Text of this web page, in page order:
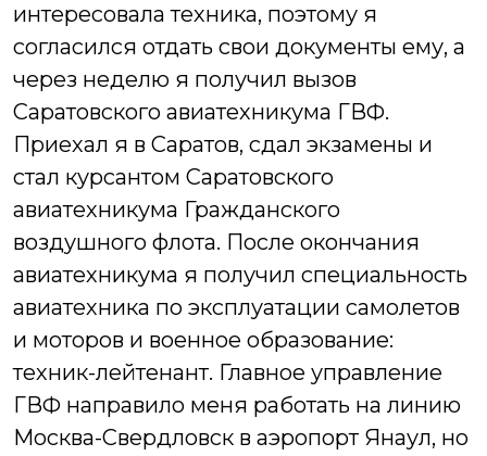
интересовала техника, поэтому я
согласился отдать свои документы ему, а
через неделю я получил вызов
Саратовского авиатехникума ГВФ.
Приехал я в Саратов, сдал экзамены и
стал курсантом Саратовского
авиатехникума Гражданского
воздушного флота. После окончания
авиатехникума я получил специальность
авиатехника по эксплуатации самолетов
и моторов и военное образование:
техник-лейтенант. Главное управление
ГВФ направило меня работать на линию
Москва-Свердловск в аэропорт Янаул, но